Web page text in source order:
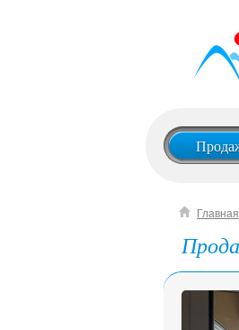
Главная